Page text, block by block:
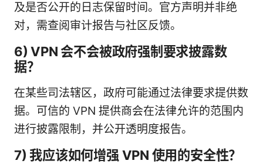
及是否公开的日志保留时间。官方声明并非绝
对，需查阅审计报告与社区反馈。
6) VPN 会不会被政府强制要求披露数
据？
在某些司法辖区，政府可能通过法律要求提供数
据。可信的 VPN 提供商会在法律允许的范围内
进行披露限制，并公开透明度报告。
7) 我应该如何增强 VPN 使用的安全性？